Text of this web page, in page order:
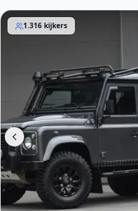
Land Rover Defender 2015
1.316 kijkers